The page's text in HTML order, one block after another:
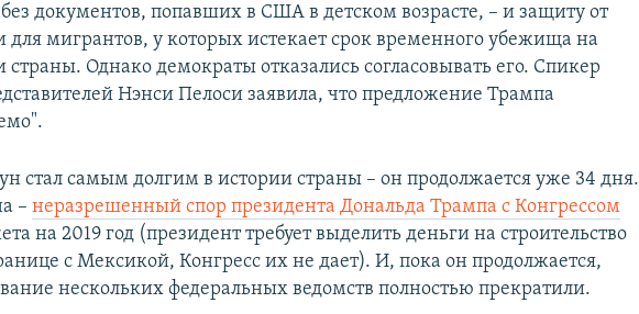
документов, попавших в США в детском возрасте, – и защиту от
для мигрантов, у которых истекает срок временного убежища на
страны. Однако демократы отказались согласовывать его. Спикер
Нэнси Пелоси заявила, что предложение Трампа
стал самым долгим в истории страны – он продолжается уже 34 дня.
–неразрешенный спор президента Дональда Трампа с Конгрессом
на 2019 год (президент требует выделить деньги на строительство
с Мексикой, Конгресс их не дает). И, пока он продолжается,
нескольких федеральных ведомств полностью прекратили.